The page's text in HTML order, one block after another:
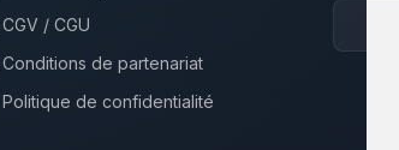
CGV / CGU
Conditions de partenariat
Politique de confidentialité
06/08/